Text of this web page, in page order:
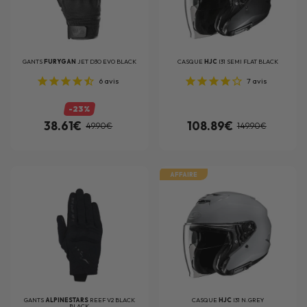
GANTSFURYGAN JET D3O EVO BLACK
6avis
-23%
38.61€ 49.90€
CASQUE HJC I31 SEMI FLAT BLACK
7 avis
108.89€ 149.90€
GANTS ALPINESTARS REEF V2 BLACK
AFFAIRE
CASQUE HJC I31 N.GREY